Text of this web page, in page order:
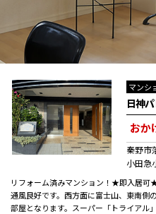
マンシ
日神
おか
秦野市
小田急
リフォーム済みマンション！★即入居可
通風良好です。西方面に富士山、東南側
部屋となります。スーパー「トライアル